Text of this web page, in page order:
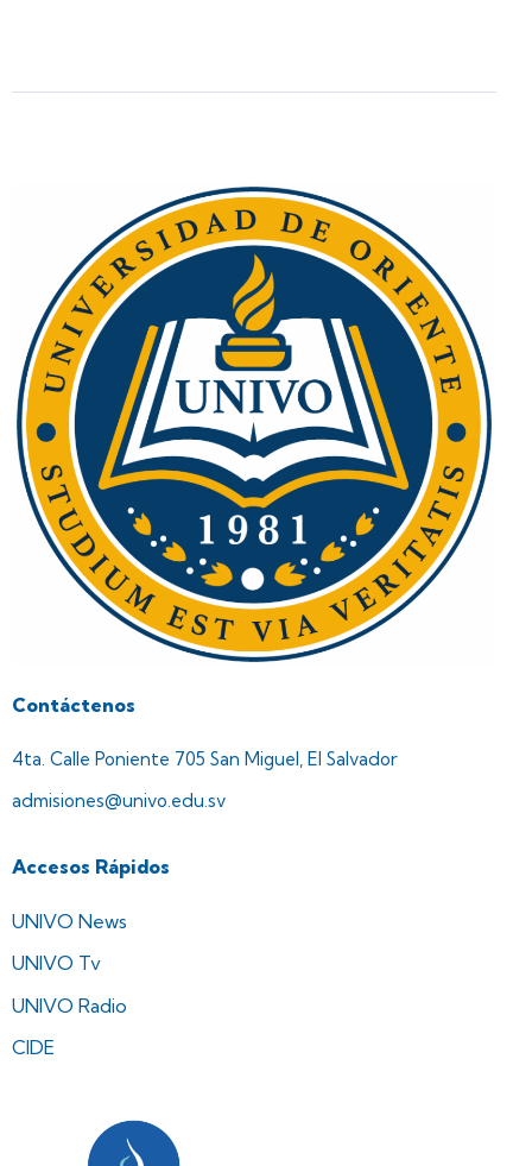
Contáctenos
4ta. Calle Poniente 705 San Miguel, El Salvador
admisiones@univo.edu.sv
Accesos Rápidos
UNIVO News
UNIVO Tv
UNIVO Radio
CIDE